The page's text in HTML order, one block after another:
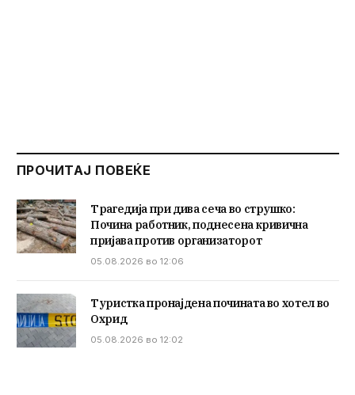
ПРОЧИТАЈ ПОВЕЌЕ
Трагедија при дива сеча во струшко:
Почина работник, поднесена кривична
пријава против организаторот
05.08.2026 во 12:06
Туристка пронајдена почината во хотел во
Охрид
05.08.2026 во 12:02